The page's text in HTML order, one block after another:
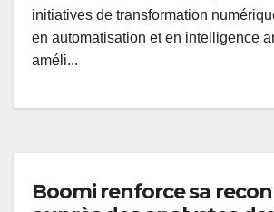
initiatives de transformation
en automatisation et en intelligence
améli...
Boomi renforce sa